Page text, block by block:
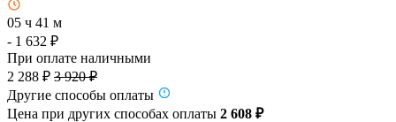
05 ч 41 м
- 1 632 ₽
При оплате наличными
2 288 ₽ 3 920 ₽
Другие способы оплаты
Цена при других способах оплаты 2 608 ₽